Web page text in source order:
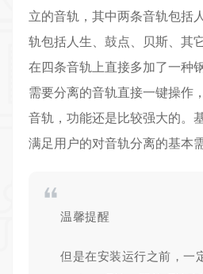
立的音轨，其中两条音轨包括
轨包括人生、鼓点、贝斯、其
在四条音轨上直接多加了一种
需要分离的音轨直接一键操作
音轨，功能还是比较强大的。
满足用户的对音轨分离的基本需
温馨提醒
但是在安装运行之前，一